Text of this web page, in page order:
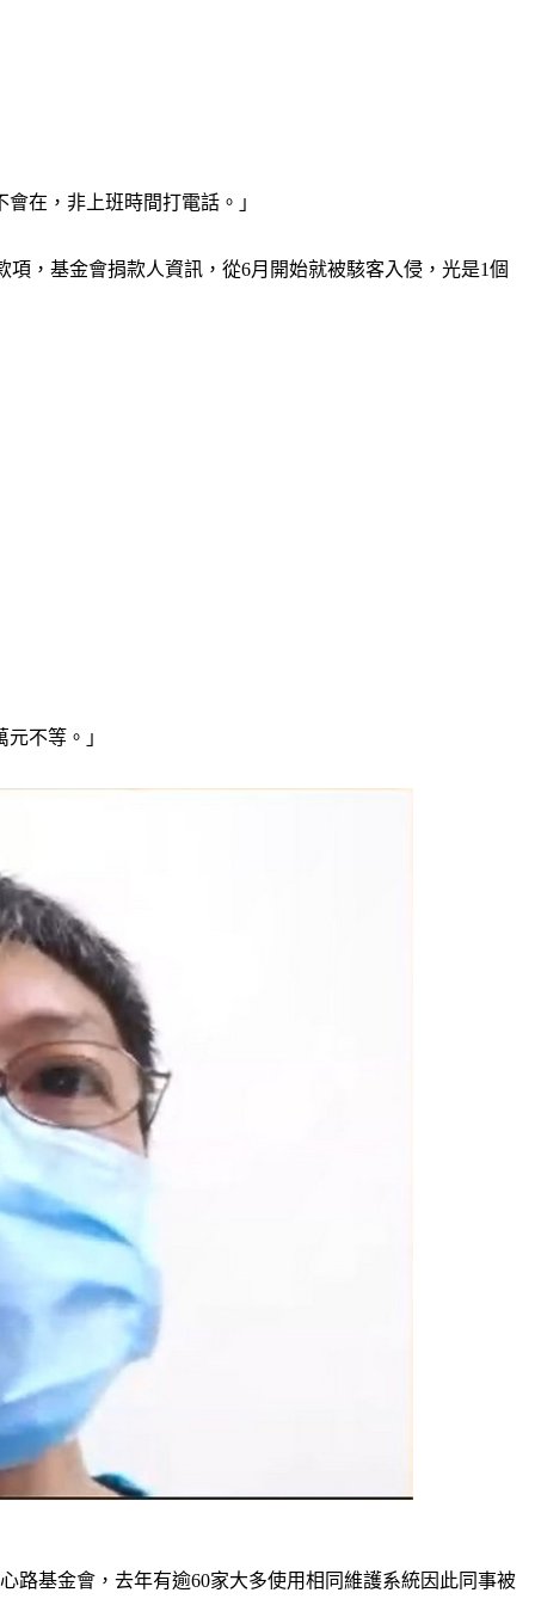
在，非上班時間打電話。」
，基金會捐款人資訊，從6月開始就被駭客入侵，光是1個
不等。」
路基金會，去年有逾60家大多使用相同維護系統因此同事被